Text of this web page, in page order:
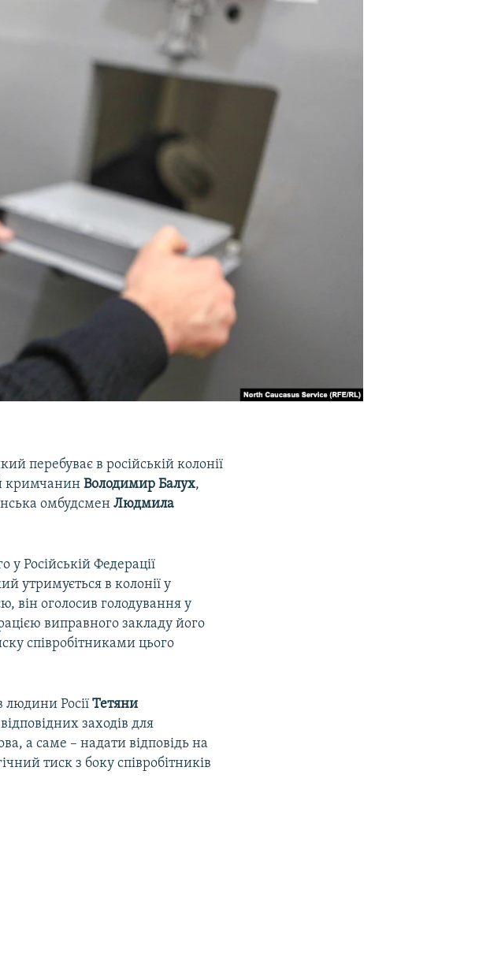
перебуває в російській колонії
кримчанинВолодимир Балух,
омбудсменЛюдмила
Російській Федерації
утримується в колонії у
він оголосив голодування у
виправного закладу його
співробітниками цього
людини РосіїТетяни
заходів для
а саме – надати відповідь на
тиск з боку співробітників